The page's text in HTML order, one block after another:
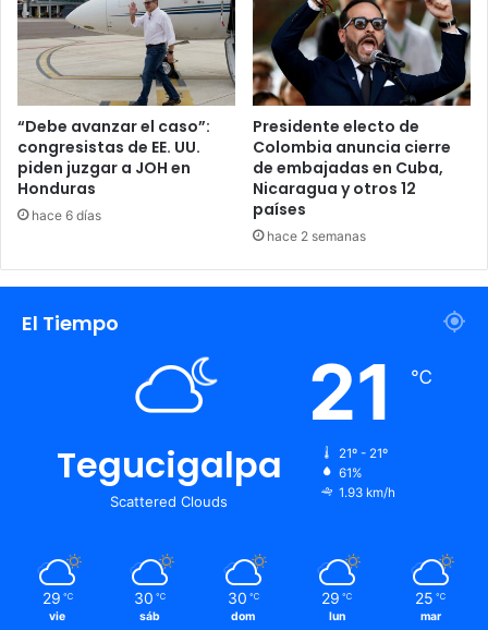
Cuba Huracán inundaciones
muertos
“Debe avanzar el caso”:
congresistas de EE. UU.
piden juzgar a JOH en
Honduras
hace 6 días
Presidente electo de
Colombia anuncia cierre
de embajadas en Cuba,
Nicaragua y otros 12
países
hace 2 semanas
El Tiempo
Tegucigalpa
Scattered Clouds
21 ℃
21º - 21º
61%
1.93 km/h
29 ℃
vie
30 ℃
sáb
30 ℃
dom
29 ℃
lun
25 ℃
mar